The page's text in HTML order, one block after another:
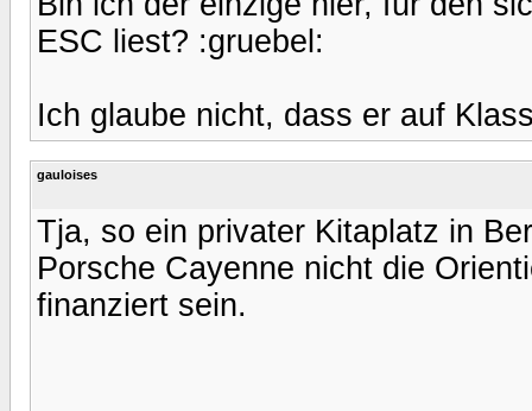
ESC liest? :gruebel:
Ich glaube nicht, dass er auf
gauloises
Tja, so ein privater Kitaplatz in
Porsche Cayenne nicht die
finanziert sein.